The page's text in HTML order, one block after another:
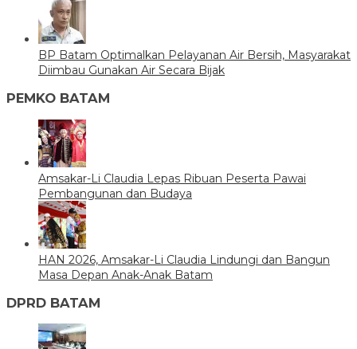
BP Batam Optimalkan Pelayanan Air Bersih, Masyarakat
Diimbau Gunakan Air Secara Bijak
PEMKO BATAM
Amsakar-Li Claudia Lepas Ribuan Peserta Pawai
Pembangunan dan Budaya
HAN 2026, Amsakar-Li Claudia Lindungi dan Bangun
Masa Depan Anak-Anak Batam
DPRD BATAM